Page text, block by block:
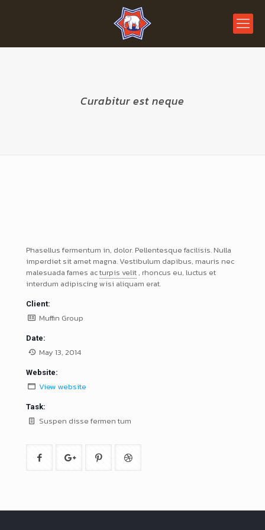
Curabitur est neque
Phasellus fermentum in, dolor. Pellentesque facilisis. Nulla
imperdiet sit amet magna. Vestibulum dapibus, mauris nec
malesuada fames acturpis velit, rhoncus eu, luctus et
interdum adipiscing wisi aliquam erat.
Client:
Muffin Group
Date:
May 13, 2014
Website:
View website
Task:
Suspen disse fermen tum